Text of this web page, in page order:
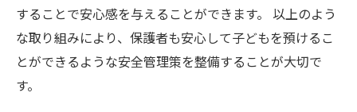
することで安心感を与えることができます。 以上のよう
な取り組みにより、保護者も安心して子どもを預けるこ
とができるような安全管理策を整備することが大切で
す。